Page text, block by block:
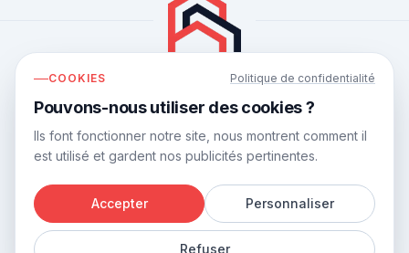
de44 avis.
2026Bouwflow.
COOKIES Politique de confidentialité
Pouvons-nous utiliser des cookies ?
Ils font fonctionner notre site, nous montrent comment il
est utilisé et gardent nos publicités pertinentes.
Accepter Personnaliser
Refuser